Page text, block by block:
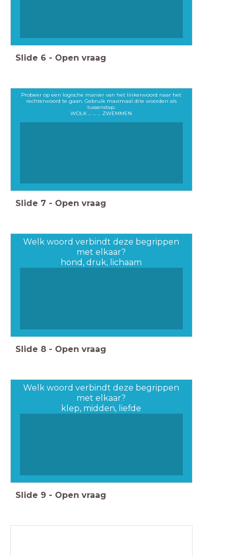
Slide 6 - Open vraag
Probeer op een logische manier van het linkerwoord naar het
rechterwoord te gaan. Gebruik maximaal drie woorden als
tussenstap.
WOLK ... ... ... ZWEMMEN
Slide 7 - Open vraag
Welk woord verbindt deze begrippen
met elkaar?
hond, druk, lichaam
Slide 8 - Open vraag
Welk woord verbindt deze begrippen
met elkaar?
klep, midden, liefde
Slide 9 - Open vraag